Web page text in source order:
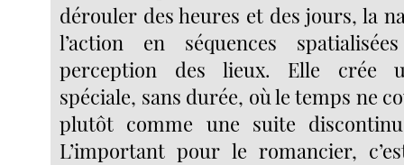
dérouler des heures et des jours, la
l’action en séquences
perception des lieux. Elle crée
spéciale, sans durée, où le temps ne
plutôt comme une suite
L’important pour le romancier,